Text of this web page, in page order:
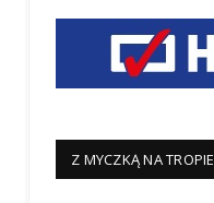
Z MYCZKĄ NA TROPIE